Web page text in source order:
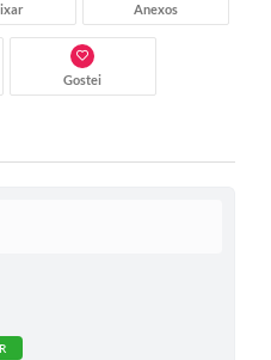
Anexos
Gostei